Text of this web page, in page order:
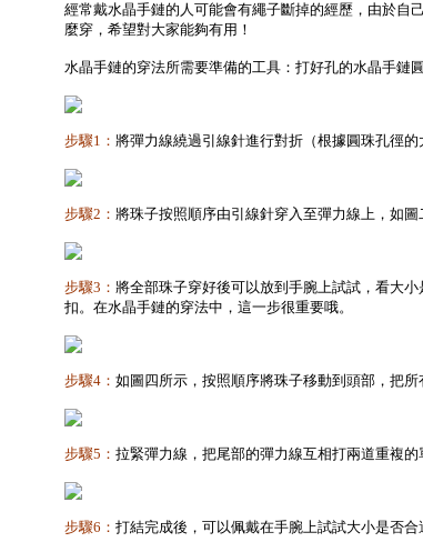
經常戴水晶手鏈的人可能會有繩子斷掉的經歷，由於自
麼穿，希望對大家能夠有用！
水晶手鏈的穿法所需要準備的工具：打好孔的水晶手鏈
步驟1： 將彈力線繞過引線針進行對折（根據圓珠孔徑
步驟2： 將珠子按照順序由引線針穿入至彈力線上，如
步驟3： 將全部珠子穿好後可以放到手腕上試試，看大
扣。在水晶手鏈的穿法中，這一步很重要哦。
步驟4： 如圖四所示，按照順序將珠子移動到頭部，把所
步驟5： 拉緊彈力線，把尾部的彈力線互相打兩道重複
步驟6： 打結完成後，可以佩戴在手腕上試試大小是否